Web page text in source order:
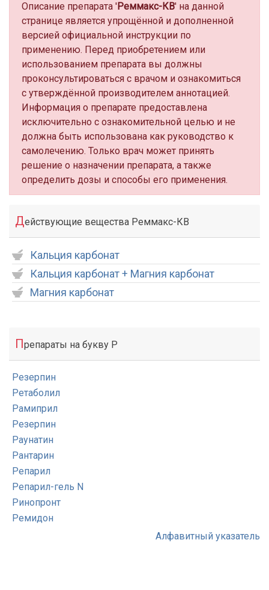
Описание препарата 'Реммакс-КВ' на данной
странице является упрощённой и дополненной
версией официальной инструкции по
применению. Перед приобретением или
использованием препарата вы должны
проконсультироваться с врачом и ознакомиться
с утверждённой производителем аннотацией.
Информация о препарате предоставлена
исключительно с ознакомительной целью и не
должна быть использована как руководство к
самолечению. Только врач может принять
решение о назначении препарата, а также
определить дозы и способы его применения.
Действующие вещества Реммакс-КВ
Кальция карбонат
Кальция карбонат + Магния карбонат
Магния карбонат
Препараты на букву Р
Резерпин
Ретаболил
Рамиприл
Резерпин
Раунатин
Рантарин
Репарил
Репарил-гель N
Ринопронт
Ремидон
Алфавитный указатель